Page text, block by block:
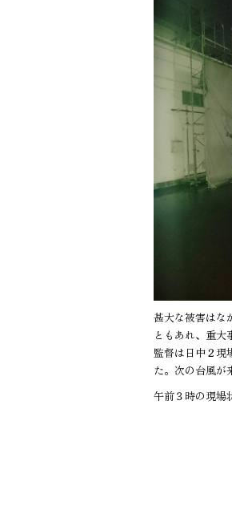
oo
k
甚大な被害はな
ともあれ、重大
監督は日中２現
た。次の台風が
午前３時の現場